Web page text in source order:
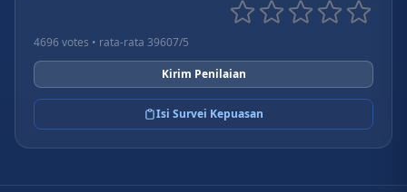
4696 votes • rata-rata 39607/5
Kirim Penilaian
Isi Survei Kepuasan